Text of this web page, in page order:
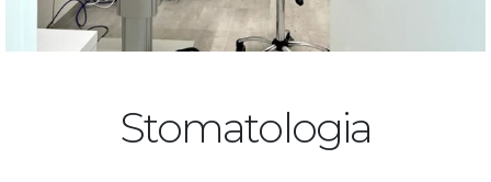
Stomatologia